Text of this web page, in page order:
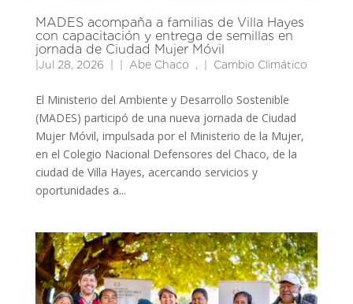
MADES acompaña a familias de Villa Hayes
con capacitación y entrega de semillas en
jornada de Ciudad Mujer Móvil
Jul 28, 2026 Abe Chaco , Cambio Climático
El Ministerio del Ambiente y Desarrollo Sostenible
(MADES) participó de una nueva jornada de Ciudad
Mujer Móvil, impulsada por el Ministerio de la Mujer,
en el Colegio Nacional Defensores del Chaco, de la
ciudad de Villa Hayes, acercando servicios y
oportunidades a...